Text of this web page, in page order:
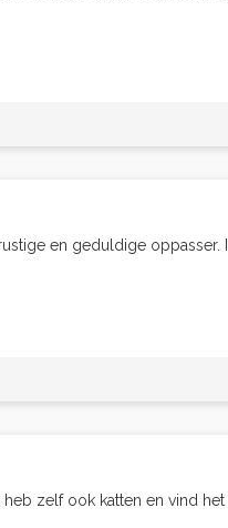
en geduldige oppasser.
zelf ook katten en vind het